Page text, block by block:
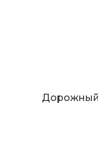
Дорожный